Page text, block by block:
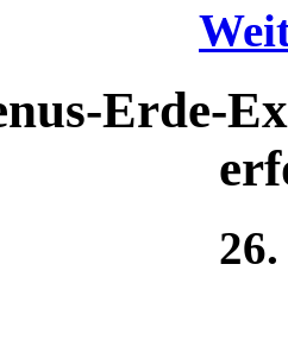
Erde-